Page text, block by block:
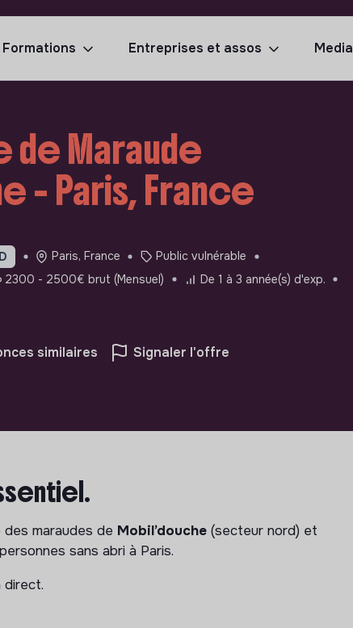
Formations Entreprises et assos Media
de Maraude
- Paris, France
Paris, France
Public vulnérable
2300 - 2500€ brut (Mensuel)
De 1 à 3 année(s) d'exp.
similaires Signaler l'offre
maraudes de Mobil’douche (secteur nord) et
sans abri à Paris.
direct.